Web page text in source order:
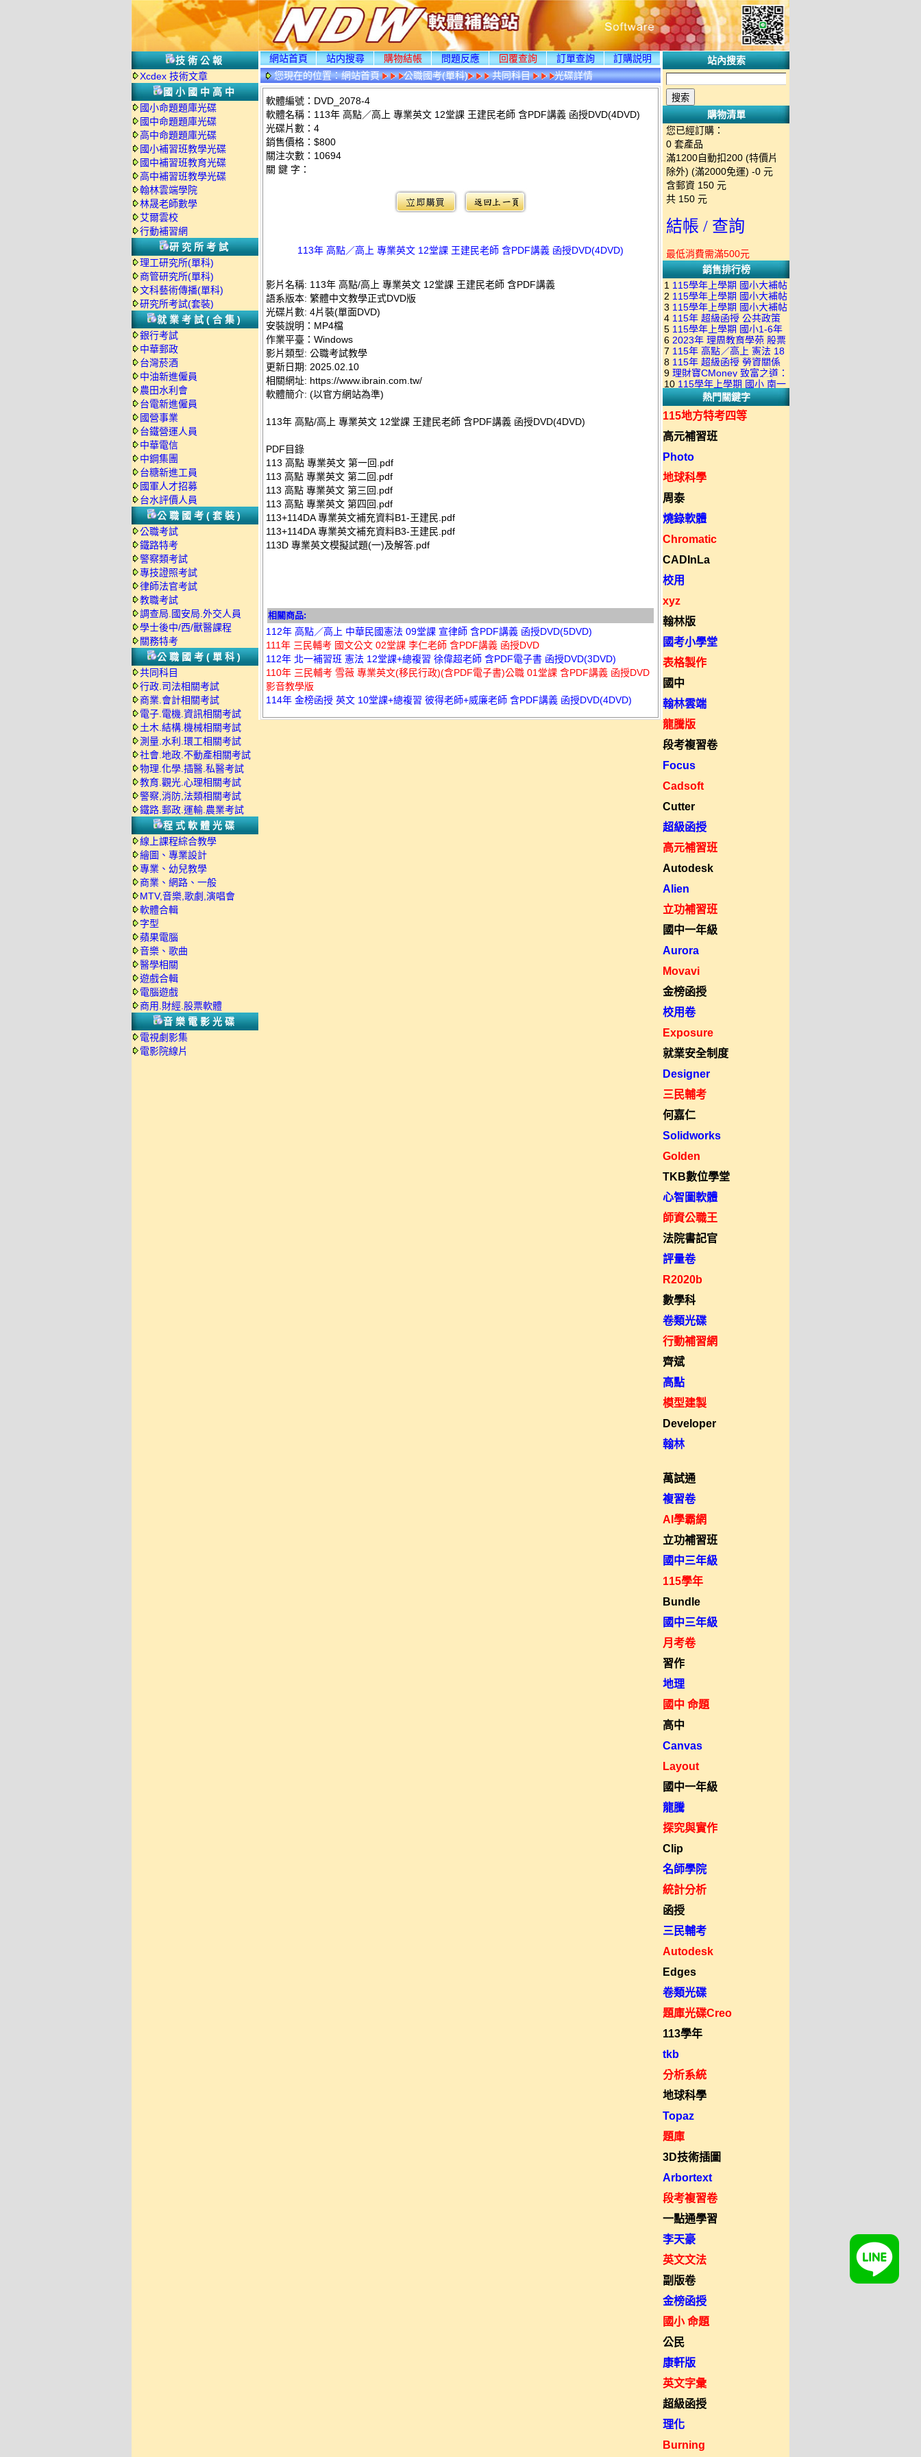
技術公報
Xcdex 技術文章
國小國中高中
國小命題題庫光碟
國中命題題庫光碟
高中命題題庫光碟
國小補習班教學光碟
國中補習班教育光碟
高中補習班教學光碟
翰林雲端學院
林晟老師數學
艾爾雲校
行動補習網
研究所考試
理工研究所(單科)
商管研究所(單科)
文科藝術傳播(單科)
研究所考試(套裝)
就業考試(合集)
銀行考試
中華郵政
台灣菸酒
中油新進僱員
農田水利會
台電新進僱員
國營事業
台鐵營運人員
中華電信
中鋼集團
台糖新進工員
國軍人才招募
台水評價人員
公職國考(套裝)
公職考試
鐵路特考
警察類考試
專技證照考試
律師法官考試
教職考試
調查局.國安局.外交人員
學士後中/西/獸醫課程
關務特考
公職國考(單科)
共同科目
行政.司法相關考試
商業.會計相關考試
電子.電機.資訊相關考試
土木.結構.機械相關考試
測量.水利.環工相關考試
社會.地政.不動產相關考試
物理.化學.插醫.私醫考試
教育.觀光.心理相關考試
警察,消防,法類相關考試
鐵路.郵政.運輸.農業考試
程式軟體光碟
線上課程綜合教學
繪圖、專業設計
專業、幼兒教學
商業、網路、一般
MTV,音樂,歌劇,演唱會
軟體合輯
字型
蘋果電腦
音樂、歌曲
醫學相關
遊戲合輯
電腦遊戲
商用.財經.股票軟體
音樂電影光碟
電視劇影集
電影院線片
網站首頁 站内搜尋 購物結帳 問題反應 回覆查詢 訂單查詢
訂購説明
您現在的位置：網站首頁 公職國考(單科) 共同科目 光碟詳情
軟體編號：DVD_2078-4
軟體名稱：113年 高點／高上 專業英文 12堂課 王建民老師 含PDF講義 函授DVD(4DVD)
光碟片數：4
銷售價格：$800
關注次數： 10694
關 鍵 字：
113年 高點／高上 專業英文 12堂課 王建民老師 含PDF講義 函授DVD(4DVD)
影片名稱: 113年 高點/高上 專業英文 12堂課 王建民老師 含PDF講義
語系版本: 繁體中文教學正式DVD版
光碟片數: 4片裝(單面DVD)
安裝說明：MP4檔
作業平臺：Windows
影片類型: 公職考試教學
更新日期: 2025.02.10
相關網址: https://www.ibrain.com.tw/
軟體簡介: (以官方網站為準)
113年 高點/高上 專業英文 12堂課 王建民老師 含PDF講義 函授DVD(4DVD)
PDF目錄
113 高點 專業英文 第一回.pdf
113 高點 專業英文 第二回.pdf
113 高點 專業英文 第三回.pdf
113 高點 專業英文 第四回.pdf
113+114DA 專業英文補充資料B1-王建民.pdf
113+114DA 專業英文補充資料B3-王建民.pdf
113D 專業英文模擬試題(一)及解答.pdf
相關商品:
112年 高點／高上 中華民國憲法 09堂課 宣律師 含PDF講義 函授DVD(5DVD)
111年 三民輔考 國文公文 02堂課 李仁老師 含PDF講義 函授DVD
112年 北一補習班 憲法 12堂課+總複習 徐偉超老師 含PDF電子書 函授DVD(3DVD)
110年 三民輔考 雪薇 專業英文(移民行政)(含PDF電子書)公職 01堂課 含PDF講義 函授DVD
影音教學版
114年 金榜函授 英文 10堂課+總複習 彼得老師+威廉老師 含PDF講義 函授DVD(4DVD)
站內搜索
購物清單
您已經訂購：
0 套產品
滿1200自動扣200 (特價片
除外) (滿2000免運) -0 元
含郵資 150 元
共 150 元
結帳 / 查詢
最低消費需滿500元
銷售排行榜
1 115學年上學期 國小大補帖
南一版 國語+數學+社會+生活
+自然 1-6年級 教學光碟DVD
版(3DVD)
2 115學年上學期 國小大補帖
康軒版 國語+數學+社會+生活
+自然 1-6年級 教學光碟DVD
版(3DVD)
3 115學年上學期 國小大補帖
翰林版 國語+數學+社會+生活
+自然 1-6年級 教學光碟DVD
版(3DVD)
4 115年 超級函授 公共政策
22堂課+總複習 張楚老師 含
PDF講義 函授DVD(9DVD)
5 115學年上學期 國小1-6年
級 習作解答(含康軒.南一.翰林
全版本.全科目)合輯版 DVD版
6 2023年 理周教育學苑 股票
當沖煉金術 主講：朱家泓 國
語發音 DVD版
7 115年 高點／高上 憲法 18
堂課 宗台大老師 含PDF講義
函授DVD(8DVD)【適用於律
師司法考試】
8 115年 超級函授 勞資關係
概要 11堂課+總複習 陸川老
師 含PDF講義 函授
DVD(5DVD)
9 理財寶CMoney 致富之道：
上班族飆股攻略班 主講：朱
家泓+林穎 國語發音 DVD版
10 115學年上學期 國小 南一
版 教師手冊(全年級、全領域)
教學光碟DVD版
熱門關鍵字
115地方特考四等
高元補習班
Photo
地球科學
周泰
燒錄軟體
Chromatic
CADInLa
校用
xyz
翰林版
國考小學堂
表格製作
國中
翰林雲端
龍騰版
段考複習卷
Focus
Cadsoft
Cutter
超級函授
高元補習班
Autodesk
Alien
立功補習班
國中一年級
Aurora
Movavi
金榜函授
校用卷
Exposure
就業安全制度
Designer
三民輔考
何嘉仁
Solidworks
Golden
TKB數位學堂
心智圖軟體
師資公職王
法院書記官
評量卷
R2020b
數學科
卷類光碟
行動補習網
齊斌
高點
模型建製
Developer
翰林
萬試通
複習卷
AI學霸網
立功補習班
國中三年級
115學年
Bundle
國中三年級
月考卷
習作
地理
國中 命題
高中
Canvas
Layout
國中一年級
龍騰
探究與實作
Clip
名師學院
統計分析
函授
三民輔考
Autodesk
Edges
卷類光碟
題庫光碟Creo
113學年
tkb
分析系統
地球科學
Topaz
題庫
3D技術插圖
Arbortext
段考複習卷
一點通學習
李天豪
英文文法
副版卷
金榜函授
國小 命題
公民
康軒版
英文字彙
超級函授
理化
Burning